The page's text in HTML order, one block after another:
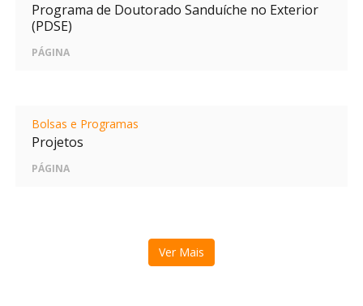
Programa de Doutorado Sanduíche no Exterior
(PDSE)
PÁGINA
Bolsas e Programas
Projetos
PÁGINA
Ver Mais